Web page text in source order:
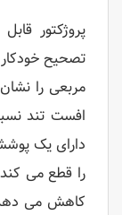
تصحیح خودکار
مربعی را
افست تند
دارای یک
کاهش می